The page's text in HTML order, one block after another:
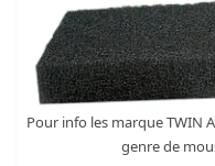
Pour info les marque TWIN
genre de